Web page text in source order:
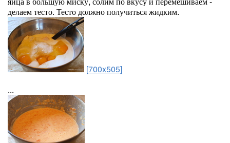
делаем тесто. Тесто должно получиться жидким.
[700x505]
...